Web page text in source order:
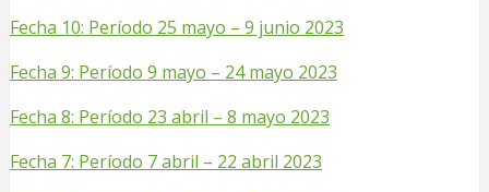
Fecha 10: Período 25 mayo – 9 junio 2023
Fecha 9: Período 9 mayo – 24 mayo 2023
Fecha 8: Período 23 abril – 8 mayo 2023
Fecha 7: Período 7 abril – 22 abril 2023